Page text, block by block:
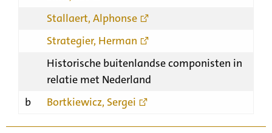
Stallaert, Alphonse
Strategier, Herman
Historische buitenlandse componisten in
relatie met Nederland
b
Bortkiewicz, Sergei